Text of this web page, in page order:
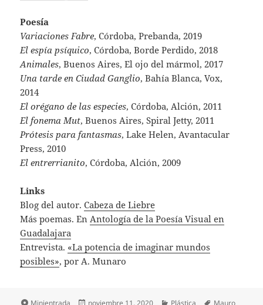
Poesía
Variaciones Fabre, Córdoba, Prebanda, 2019
El espía psíquico, Córdoba, Borde Perdido, 2018
Animales, Buenos Aires, El ojo del mármol, 2017
Una tarde en Ciudad Ganglio, Bahía Blanca, Vox,
2014
El orégano de las especies, Córdoba, Alción, 2011
El fonema Mut, Buenos Aires, Spiral Jetty, 2011
Prótesis para fantasmas, Lake Helen, Avantacular
Press, 2010
El entrerrianito, Córdoba, Alción, 2009
Links
Blog del autor.Cabeza de Liebre
Más poemas. En Antología de la Poesía Visual en
Guadalajara
Entrevista. «La potencia de imaginar mundos
posibles», por A. Munaro
Formato Publicado Categorías Etiquetas